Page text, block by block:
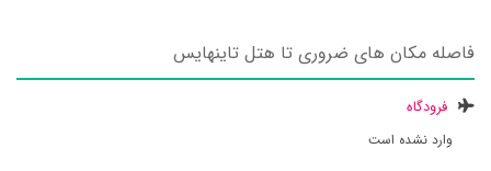
فاصله مکان های ضروری تا هتل تاینهایس
فرودگاه
وارد نشده است